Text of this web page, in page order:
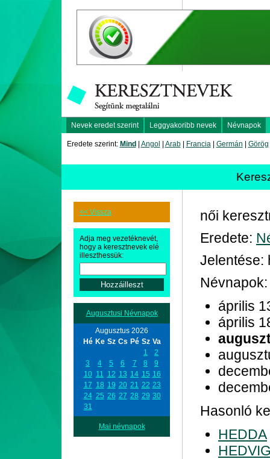
Nevek eredet szerint Leggyakoribb nevek Névnapok
Eredete szerint: Mind Angol Arab| Francia| Germán Görög
<< Vissza
Adja meg vezetéknevét,
hogy a keresztnevek elé
illeszthessük:
Augusztusi Névnapok
Augusztus 2026
Hé Ke Sz Cs Pé Sz Va
1
2
3
4 5 6 7 8
9
10 11 12 13 14 15 16
17 18 19 20 21 22 23
24 25 26 27 28 29 30
31
Mai névnapok
női
Eredete:
Jelentése:
Névnapok:
április
április
Hasonló
HEDDA